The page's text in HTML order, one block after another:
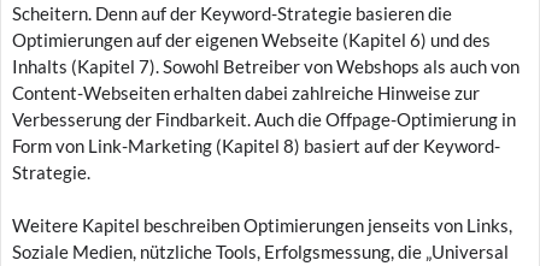
Scheitern. Denn auf der Keyword-Strategie basieren die
Optimierungen auf der eigenen Webseite (Kapitel 6) und des
Inhalts (Kapitel 7). Sowohl Betreiber von Webshops als auch von
Content-Webseiten erhalten dabei zahlreiche Hinweise zur
Verbesserung der Findbarkeit. Auch die Offpage-Optimierung in
Form von Link-Marketing (Kapitel 8) basiert auf der Keyword-
Strategie.
Weitere Kapitel beschreiben Optimierungen jenseits von Links,
Soziale Medien, nützliche Tools, Erfolgsmessung, die „Universal